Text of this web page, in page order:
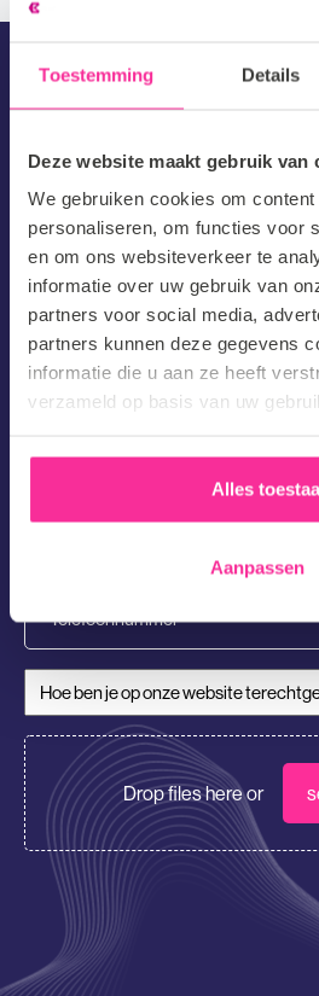
Toestemming Details
Deze website maakt gebruik van
We gebruiken cookies om
personaliseren, om functies voor
en om ons websiteverkeer te
informatie over uw gebruik van
partners voor social media,
partners kunnen deze gegevens
informatie die u aan ze heeft
verzameld op basis van uw
Alles
Aanpassen
Mooi dat je een vacature hebt
je jouw gegevens achterlaat zullen
contact opnemen.
Voornaam
(Vereist)
E-
Hoe ben je op onze website
CV/Motivatie
Drop files here or